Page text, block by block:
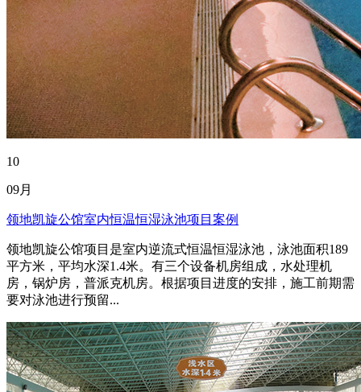
10
09月
领地凯旋公馆室内恒温恒湿泳池项目案例
领地凯旋公馆项目是室内逆流式恒温恒湿泳池，泳池面积189
平方米，平均水深1.4米。有三个设备机房组成，水处理机
房，锅炉房，普派克机房。根据项目进度的安排，施工前期需
要对泳池进行预留...